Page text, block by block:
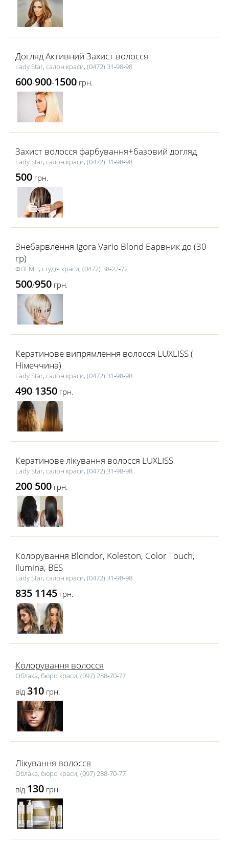
Догляд Активний Захист волосся
Lady Star, салон краси, (0472) 31‑98‑98
600-900-1500 грн.
Захист волосся фарбування+базовий догляд
Lady Star, салон краси, (0472) 31‑98‑98
500 грн.
Знебарвлення Igora Vario Blond Барвник до (30
гр)
ФЛЕМП, студія краси, (0472) 38‑22‑72
500/950 грн.
Кератинове випрямлення волосся LUXLISS (
Німеччина)
Lady Star, салон краси, (0472) 31‑98‑98
490-1350 грн.
Кератинове лікування волосся LUXLISS
Lady Star, салон краси, (0472) 31‑98‑98
200-500 грн.
Колорування Blondor, Koleston, Color Touch,
Ilumina, BES
Lady Star, салон краси, (0472) 31‑98‑98
835-1145 грн.
Колорування волосся
Облака, бюро краси, (097) 288‑70‑77
від 310 грн.
Лікування волосся
Облака, бюро краси, (097) 288‑70‑77
від 130 грн.